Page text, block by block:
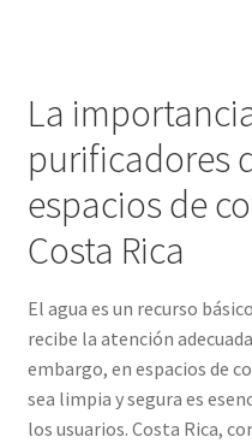
La
purificadores
espacios de
Costa Rica
El agua es un recurso
recibe la atención
embargo, en espacios de
sea limpia y segura es
los usuarios. Costa Rica,